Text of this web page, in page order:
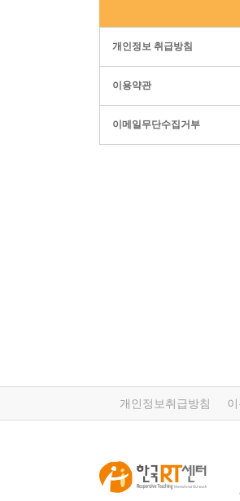
개인정보 취급방침
이용약관
이메일무단수집거부
개인정보취급방침